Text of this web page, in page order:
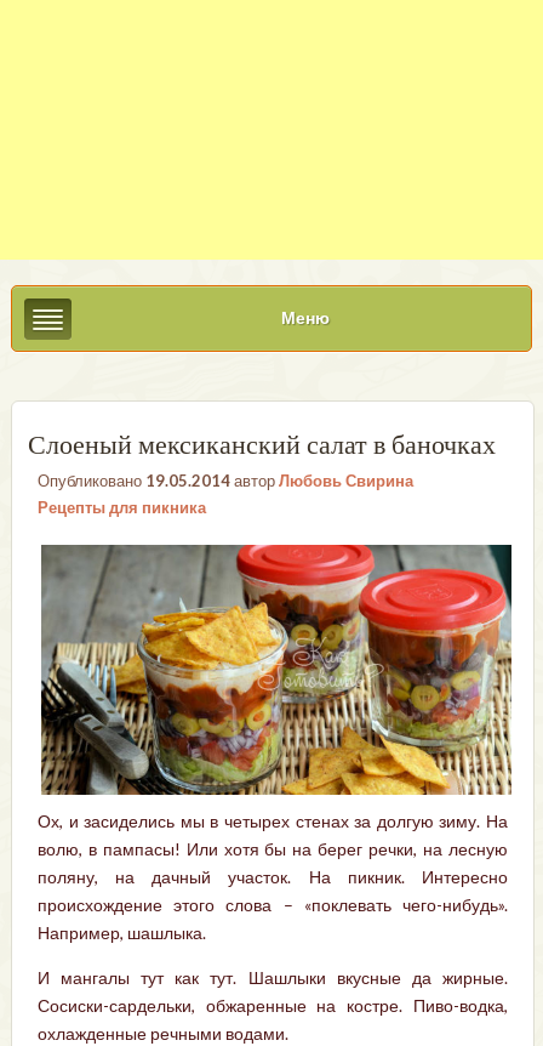
Меню
Слоеный мексиканский салат в баночках
Опубликовано 19.05.2014авторЛюбовь Свирина
Рецепты для пикника
Ох, и засиделись мы в четырех стенах за долгую зиму. На
волю, в пампасы! Или хотя бы на берег речки, на лесную
поляну, на дачный участок. На пикник. Интересно
происхождение этого слова – «поклевать чего-нибудь».
Например, шашлыка.
И мангалы тут как тут. Шашлыки вкусные да жирные.
Сосиски-сардельки, обжаренные на костре. Пиво-водка,
охлажденные речными водами.